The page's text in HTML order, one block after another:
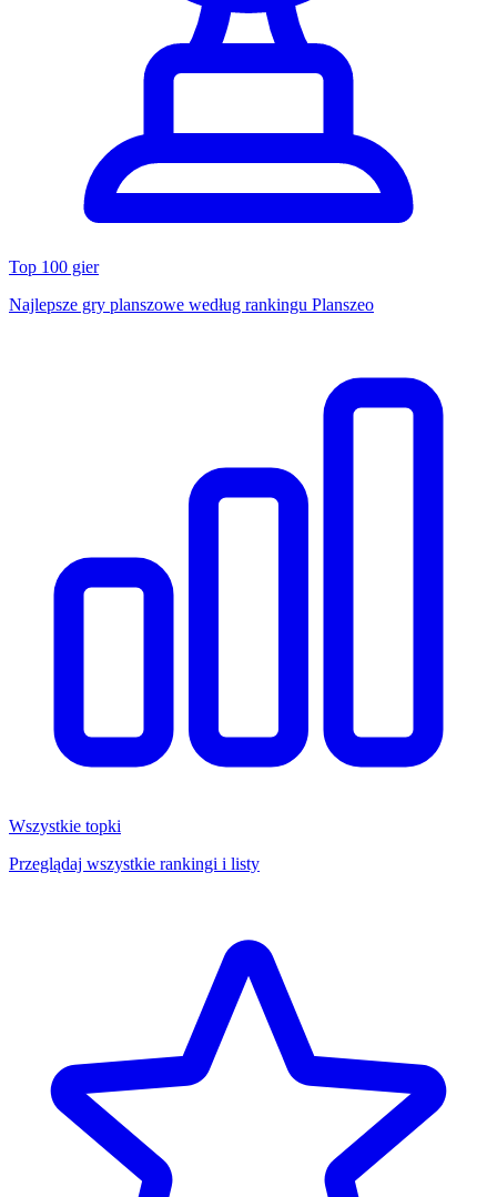
Top 100 gier
Najlepsze gry planszowe według rankingu Planszeo
Wszystkie topki
Przeglądaj wszystkie rankingi i listy